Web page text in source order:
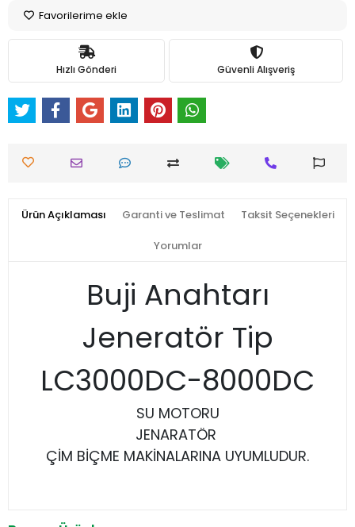
Favorilerime ekle
Hızlı Gönderi Güvenli Alışveriş
Ürün Açıklaması Garanti ve Teslimat Taksit Seçenekleri
Yorumlar
Buji Anahtarı
Jeneratör Tip
LC3000DC-8000DC
SU MOTORU
JENARATÖR
ÇİM BİÇME MAKİNALARINA UYUMLUDUR.